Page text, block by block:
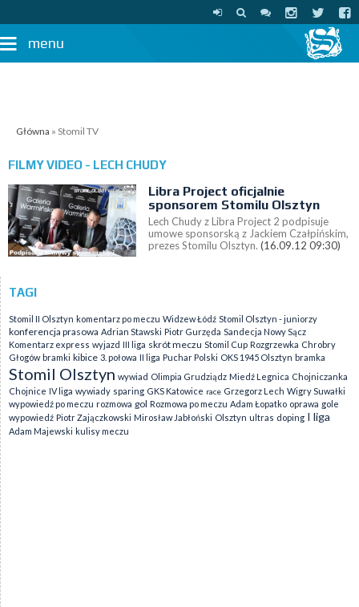
menu
Główna » Stomil TV
FILMY VIDEO - LECH CHUDY
Libra Project oficjalnie
sponsorem Stomilu Olsztyn
Lech Chudy z Libra Project 2 podpisuje
umowe sponsorską z Jackiem Czałpińskim,
prezes Stomilu Olsztyn. (16.09.12 09:30)
TAGI
Stomil II Olsztyn komentarz po meczu Widzew Łódź Stomil Olsztyn - juniorzy
konferencja prasowa Adrian Stawski Piotr Gurzęda Sandecja Nowy Sącz
Komentarz express wyjazd III liga skrót meczu Stomil Cup Rozgrzewka Chrobry
Głogów bramki kibice 3. połowa II liga Puchar Polski OKS 1945 Olsztyn bramka
Stomil Olsztyn wywiad Olimpia Grudziądz Miedź Legnica Chojniczanka
Chojnice IV liga wywiady sparing GKS Katowice race Grzegorz Lech Wigry Suwałki
wypowiedź po meczu rozmowa gol Rozmowa po meczu Adam Łopatko oprawa gole
wypowiedź Piotr Zajączkowski Mirosław Jabłoński Olsztyn ultras doping I liga
Adam Majewski kulisy meczu